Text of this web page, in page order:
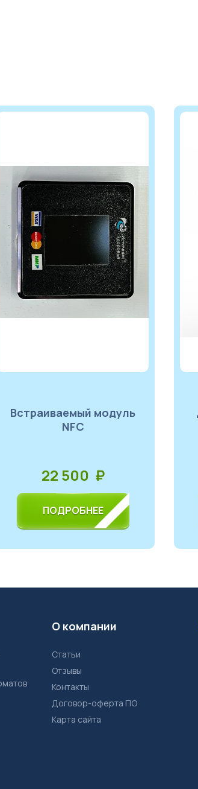
Встраиваемый модуль
NFC
22 500 ₽
ПОДРОБНЕЕ
О компании
Статьи
Отзывы
Контакты
Договор-оферта ПО
Карта сайта